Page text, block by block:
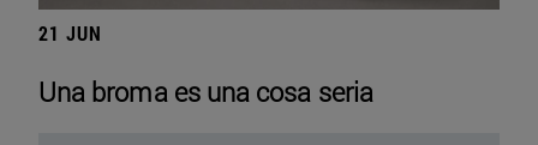
21 JUN
Una broma es una cosa seria